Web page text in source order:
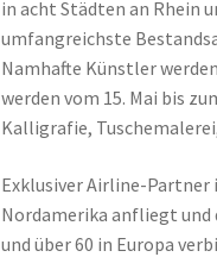
in acht Städten an Rhein
umfangreichste
Namhafte Künstler
werden vom 15. Mai bis
Kalligrafie,
Exklusiver Airline-Partner
Nordamerika anfliegt und
und über 60 in Europa